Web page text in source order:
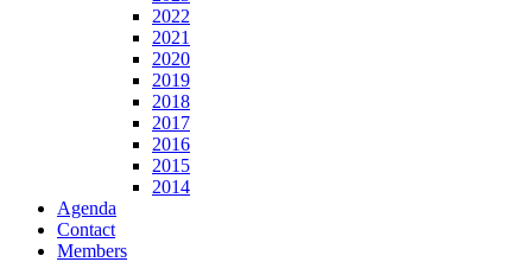
2022
2021
2020
2019
2018
2017
2016
2015
2014
Agenda
Contact
Members